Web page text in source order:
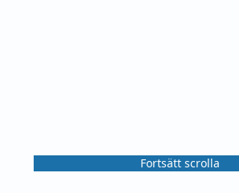
Fortsätt scrolla